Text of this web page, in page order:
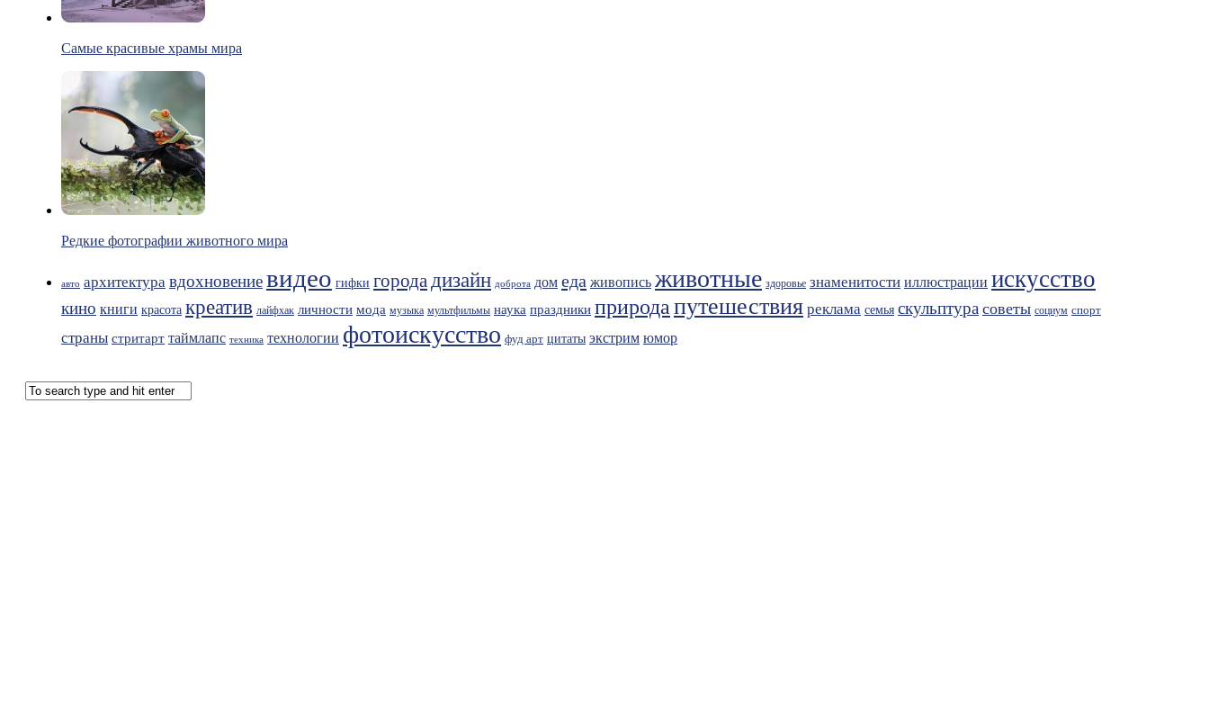
Самые красивые храмы мира
Редкие фотографии животного мира
авто архитектура вдохновениевидео гифки городадизайн доброта дом еда живопись животные здоровье знаменитости иллюстрации искусство
кино книги красота креатив лайфхак личности мода музыка мультфильмы наука праздники природапутешествия реклама семья скульптура советы социум спорт
страны стритарт таймлапс техника технологии фотоискусство фуд арт цитаты экстрим юмор